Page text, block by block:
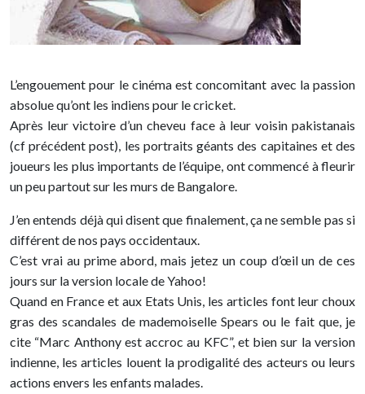
L’engouement pour le cinéma est concomitant avec la passion
absolue qu’ont les indiens pour le cricket.
Après leur victoire d’un cheveu face à leur voisin pakistanais
(cf précédent post), les portraits géants des capitaines et des
joueurs les plus importants de l’équipe, ont commencé à fleurir
un peu partout sur les murs de Bangalore.
J’en entends déjà qui disent que finalement, ça ne semble pas si
différent de nos pays occidentaux.
C’est vrai au prime abord, mais jetez un coup d’œil un de ces
jours sur la version locale de Yahoo!
Quand en France et aux Etats Unis, les articles font leur choux
gras des scandales de mademoiselle Spears ou le fait que, je
cite “Marc Anthony est accroc au KFC”, et bien sur la version
indienne, les articles louent la prodigalité des acteurs ou leurs
actions envers les enfants malades.